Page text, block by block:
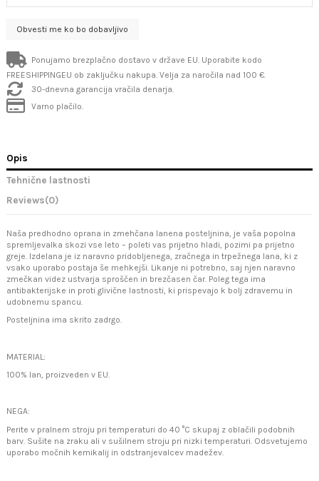
Ponujamo brezplačno dostavo v države EU. Uporabite kodo
FREESHIPPINGEU ob zaključku nakupa. Velja za naročila nad 100 €.
30-dnevna garancija vračila denarja.
Varno plačilo.
Opis
Tehnične lastnosti
Reviews(0)
Naša predhodno oprana in zmehčana lanena posteljnina, je vaša popolna
spremljevalka skozi vse leto – poleti vas prijetno hladi, pozimi pa prijetno
greje. Izdelana je iz naravno pridobljenega, zračnega in trpežnega lana, ki z
vsako uporabo postaja še mehkejši. Likanje ni potrebno, saj njen naravno
zmečkan videz ustvarja sproščen in brezčasen čar. Poleg tega ima
antibakterijske in proti glivične lastnosti, ki prispevajo k bolj zdravemu in
udobnemu spancu.
Posteljnina ima skrito zadrgo.
MATERIAL:
100% lan, proizveden v EU.
NEGA:
Perite v pralnem stroju pri temperaturi do 40 °C skupaj z oblačili podobnih
barv. Sušite na zraku ali v sušilnem stroju pri nizki temperaturi. Odsvetujemo
uporabo močnih kemikalij in odstranjevalcev madežev.